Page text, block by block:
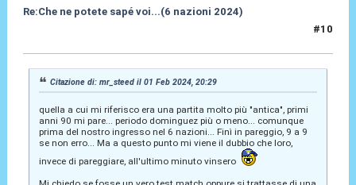
Re:Che ne potete sapé voi...(6 nazioni 2024)
#10
Citazione di: mr_steed il 01 Feb 2024, 20:29
quella a cui mi riferisco era una partita molto più "antica", primi
anni 90 mi pare... periodo dominguez più o meno... comunque
prima del nostro ingresso nel 6 nazioni... Finì in pareggio, 9 a 9
se non erro... Ma a questo punto mi viene il dubbio che loro,
invece di pareggiare, all'ultimo minuto vinsero